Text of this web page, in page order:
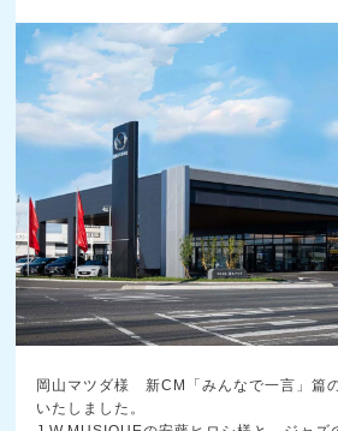
岡山マツダ様 新CM「みんなで一言」篇
いたしました。